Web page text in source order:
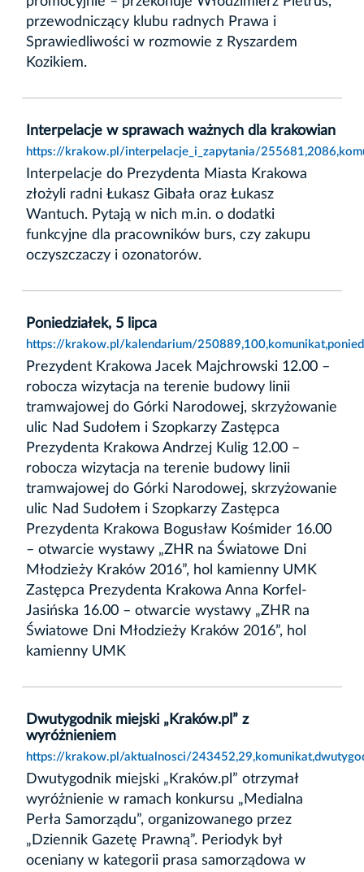
przewodniczący klubu radnych Prawa i
Sprawiedliwości w rozmowie z Ryszardem
Kozikiem.
Interpelacje w sprawach ważnych dla krakowian
https://krakow.pl/interpelacje_i_zapytania/
Interpelacje do Prezydenta Miasta Krakowa
złożyli radni Łukasz Gibała oraz Łukasz
Wantuch. Pytają w nich m.in. o dodatki
funkcyjne dla pracowników burs, czy zakupu
oczyszczaczy i ozonatorów.
Poniedziałek, 5 lipca
https://krakow.pl/kalendarium/
Prezydent Krakowa Jacek Majchrowski 12.00 –
robocza wizytacja na terenie budowy linii
tramwajowej do Górki Narodowej, skrzyżowanie
ulic Nad Sudołem i Szopkarzy Zastępca
Prezydenta Krakowa Andrzej Kulig 12.00 –
robocza wizytacja na terenie budowy linii
tramwajowej do Górki Narodowej, skrzyżowanie
ulic Nad Sudołem i Szopkarzy Zastępca
Prezydenta Krakowa Bogusław Kośmider 16.00
– otwarcie wystawy „ZHR na Światowe Dni
Młodzieży Kraków 2016”, hol kamienny UMK
Zastępca Prezydenta Krakowa Anna Korfel-
Jasińska 16.00 – otwarcie wystawy „ZHR na
Światowe Dni Młodzieży Kraków 2016”, hol
kamienny UMK
Dwutygodnik miejski „Kraków.pl” z
wyróżnieniem
https://krakow.pl/aktualnosci/
Dwutygodnik miejski „Kraków.pl” otrzymał
wyróżnienie w ramach konkursu „Medialna
Perła Samorządu”, organizowanego przez
„Dziennik Gazetę Prawną”. Periodyk był
oceniany w kategorii prasa samorządowa w